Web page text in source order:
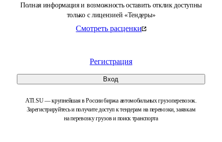
Полная информация и возможность оставить отклик доступны
только с лицензией «Тендеры»
Смотреть расценки
Регистрация
Вход
ATI.SU — крупнейшая в России биржа автомобильных грузоперевозок.
Зарегистрируйтесь и получите доступ к тендерам на перевозки, заявкам
на перевозку грузов и поиск транспорта